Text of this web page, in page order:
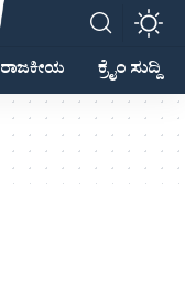
ರಾಜಕೀಯ ಕ್ರೈಂ ಸುದ್ದಿ